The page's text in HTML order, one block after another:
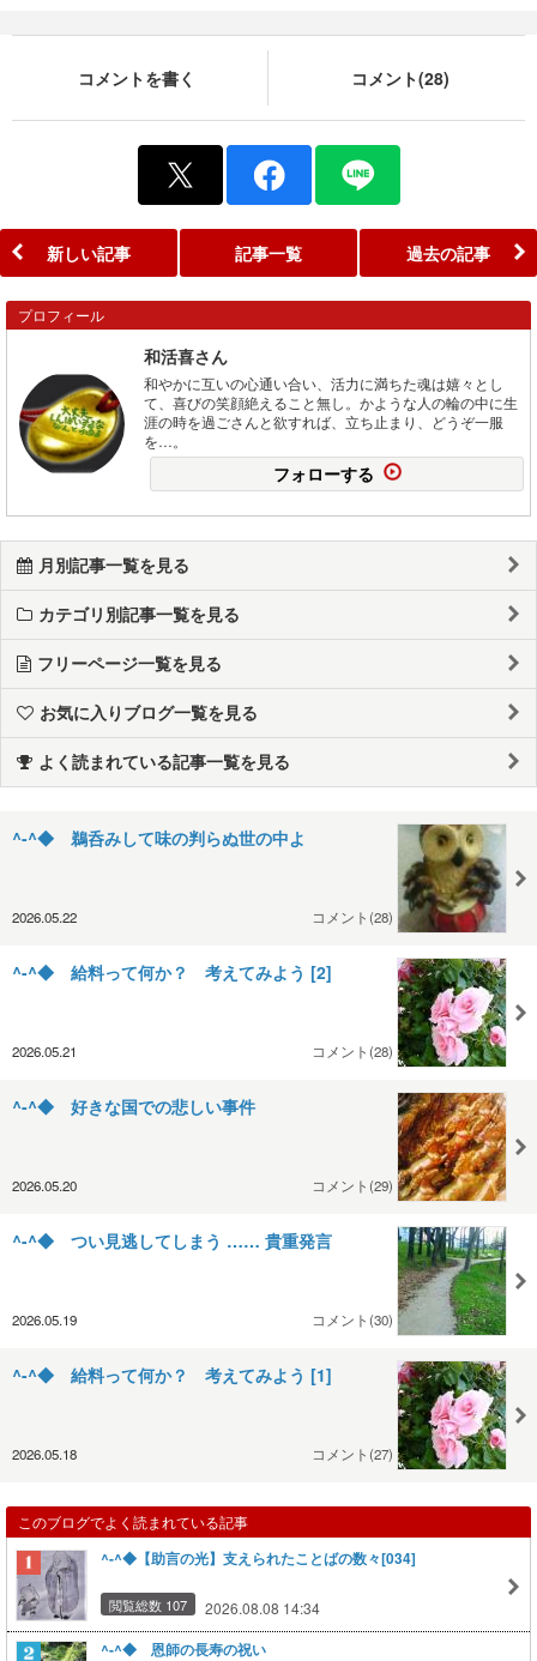
コメントを書く コメント(28)
新しい記事 記事一覧 過去の記事
プロフィール
和活喜さん
和やかに互いの心通い合い、活力に満ちた魂は嬉々とし
て、喜びの笑顔絶えること無し。かような人の輪の中に生
涯の時を過ごさんと欲すれば、立ち止まり、どうぞ一服
を…。
フォローする
月別記事一覧を見る
カテゴリ別記事一覧を見る
フリーページ一覧を見る
お気に入りブログ一覧を見る
よく読まれている記事一覧を見る
^-^◆ 鵜呑みして味の判らぬ世の中よ
2026.05.22 コメント(28)
^-^◆ 給料って何か？ 考えてみよう [2]
2026.05.21 コメント(28)
^-^◆ 好きな国での悲しい事件
2026.05.20 コメント(29)
^-^◆ つい見逃してしまう …… 貴重発言
2026.05.19 コメント(30)
^-^◆ 給料って何か？ 考えてみよう [1]
2026.05.18 コメント(27)
このブログでよく読まれている記事
^-^◆【助言の光】支えられたことばの数々[034]
閲覧総数 107 2026.08.08 14:34
^-^◆ 恩師の長寿の祝い